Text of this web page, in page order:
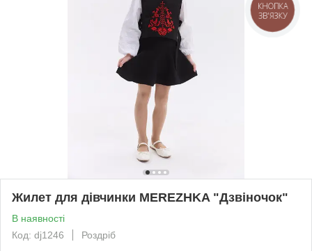
Жилет для дівчинки MEREZHKA "Дзвіночок"
В наявності
Код: dj1246
Роздріб
КНОПКА
ЗВ'ЯЗКУ